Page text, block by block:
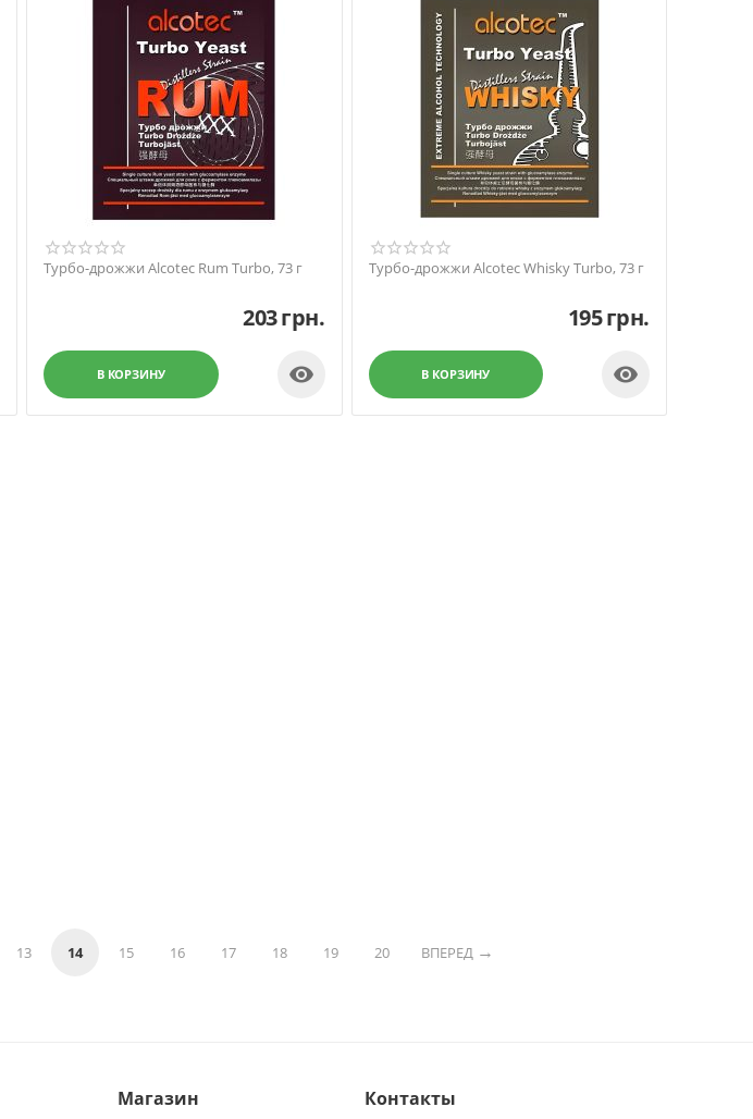
Турбо-дрожжи Alcotec Rum Turbo, 73 г
203грн.
В КОРЗИНУ 
Турбо-дрожжи Alcotec Whisky Turbo, 73 г
195грн.
В КОРЗИНУ 
13 14 15 16 17 18 19 20 ВПЕРЕД
Магазин Контакты